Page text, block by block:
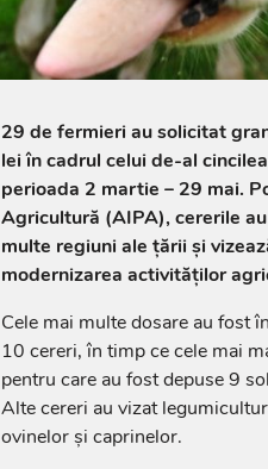
29 de fermieri au solicitat
lei în cadrul celui de-al
perioada 2 martie – 29 mai.
Agricultură (AIPA), cererile
multe regiuni ale țării și
modernizarea activităților
Cele mai multe dosare au fost
10 cereri, în timp ce cele mai
pentru care au fost depuse 9
Alte cereri au vizat
ovinelor și caprinelor.